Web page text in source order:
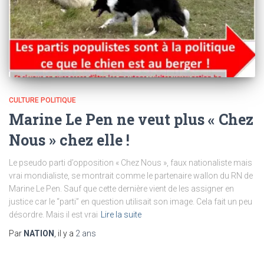
CULTURE POLITIQUE
Marine Le Pen ne veut plus « Chez
Nous » chez elle !
Le pseudo parti d’opposition « Chez Nous », faux nationaliste mais
vrai mondialiste, se montrait comme le partenaire wallon du RN de
Marine Le Pen. Sauf que cette dernière vient de les assigner en
justice car le “parti” en question utilisait son image. Cela fait un peu
désordre. Mais il est vrai
Lire la suite
Par NATION , il y a 2 ans